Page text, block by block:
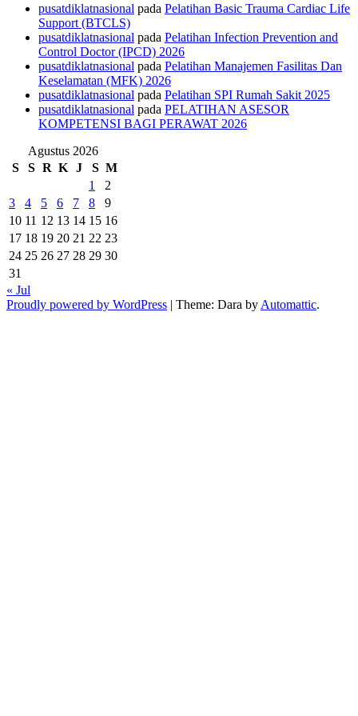
pusatdiklatnasional pada Pelatihan Basic Trauma Cardiac Life
Support (BTCLS)
pusatdiklatnasional pada Pelatihan Infection Prevention and
Control Doctor (IPCD) 2026
pusatdiklatnasional pada Pelatihan Manajemen Fasilitas Dan
Keselamatan (MFK) 2026
pusatdiklatnasional pada Pelatihan SPI Rumah Sakit 2025
pusatdiklatnasional pada PELATIHAN ASESOR
KOMPETENSI BAGI PERAWAT 2026
Agustus 2026
S
S R K J S M
1
2
3
4 5 6 7 8
9
10 11 12 13 14 15 16
17 18 19 20 21 22 23
24 25 26 27 28 29 30
31
« Jul
Proudly powered by WordPress | Theme: Dara by Automattic.